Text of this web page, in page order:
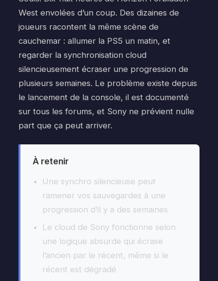
West envolées d’un coup. Des dizaines de
joueurs racontent la même scène de
cauchemar : allumer la PS5 un matin, et
regarder la synchronisation cloud
silencieusement écraser une progression de
plusieurs semaines. Le problème existe depuis
le lancement de la console, il est documenté
sur tous les forums, et Sony ne prévient nulle
part que ça peut arriver.
À retenir
Une synchro silencieuse peut
ramener vos sauvegardes à une
progression d’il y a des semaines
Le cloud de Sony fonctionne selon
une logique absurde qui écrase
l’ancien par le récent, même si le
récent est dégradé